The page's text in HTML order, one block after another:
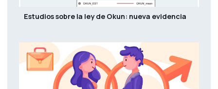
Estudios sobre la ley de Okun: nueva evidencia